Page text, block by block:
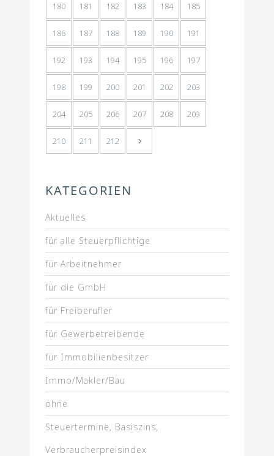
180 181 182 183 184 185
186 187 188 189 190 191
192 193 194 195 196 197
198 199 200 201 202 203
204 205 206 207 208 209
210 211 212
KATEGORIEN
Aktuelles
für alle Steuerpflichtige
für Arbeitnehmer
für die GmbH
für Freiberufler
für Gewerbetreibende
für Immobilienbesitzer
Immo/Makler/Bau
ohne
Steuertermine, Basiszins,
Verbraucherpreisindex